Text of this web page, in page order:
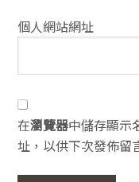
個人網站網址
在瀏覽器中儲存顯示
址，以供下次發佈留